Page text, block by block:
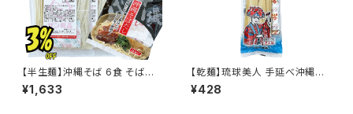
【半生麺】沖縄そば 6食 そばだ
し付き サン食品
¥1,633
【乾麺】琉球美人 手延べ沖縄そ
ば そばだし付き サン食品
¥428